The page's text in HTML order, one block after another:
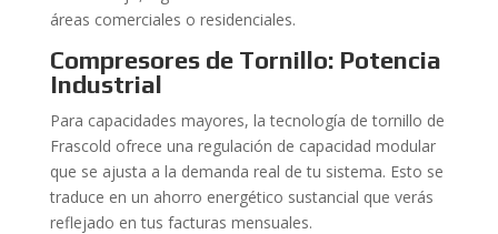
áreas comerciales o residenciales.
Compresores de Tornillo: Potencia
Industrial
Para capacidades mayores, la tecnología de tornillo de
Frascold ofrece una regulación de capacidad modular
que se ajusta a la demanda real de tu sistema. Esto se
traduce en un ahorro energético sustancial que verás
reflejado en tus facturas mensuales.